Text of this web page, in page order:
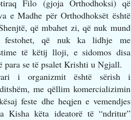
Filo (gjoja Orthodhoksi) që
e Madhe për Orthodhoksët është
që mbahet zi, që nuk mund
festohet, që nuk ka lidhje me
të këtij lloji, e sidomos disa
para se të psalet Krishti u Ngjall.
i organizmit është sërish i
me qëllim komercializimin
feste dhe heqjen e vemendjes
Kisha këta ideatorë të “ndritur”